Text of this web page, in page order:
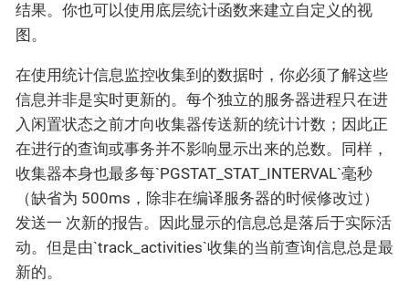
结果。你也可以使用底层统计函数来建立自定义的视
图。
在使用统计信息监控收集到的数据时，你必须了解这些
信息并非是实时更新的。每个独立的服务器进程只在进
入闲置状态之前才向收集器传送新的统计计数；因此正
在进行的查询或事务并不影响显示出来的总数。同样，
收集器本身也最多每`PGSTAT_STAT_INTERVAL`毫秒
（缺省为 500ms，除非在编译服务器的时候修改过）
发送一 次新的报告。因此显示的信息总是落后于实际活
动。但是由`track_activities`收集的当前查询信息总是最
新的。